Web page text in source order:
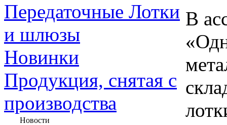
Передаточные Лотки
и шлюзы
Новинки
Продукция, снятая с
производства
Новости
В